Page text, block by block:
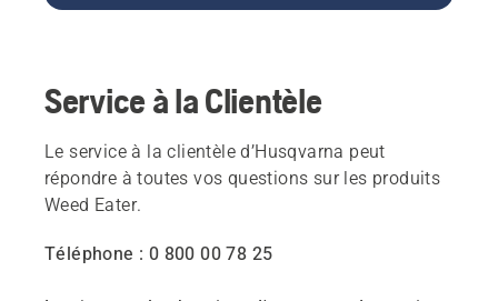
Service à la Clientèle
Le service à la clientèle d’Husqvarna peut
répondre à toutes vos questions sur les produits
Weed Eater.
Téléphone : 0 800 00 78 25